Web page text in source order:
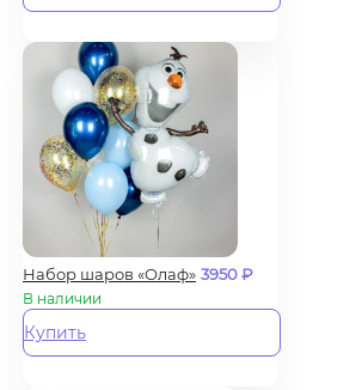
Набор шаров «Олаф» 3950₽
В наличии
Купить